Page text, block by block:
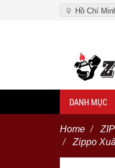
Hồ Chí
DANH MỤC
Home
Zippo